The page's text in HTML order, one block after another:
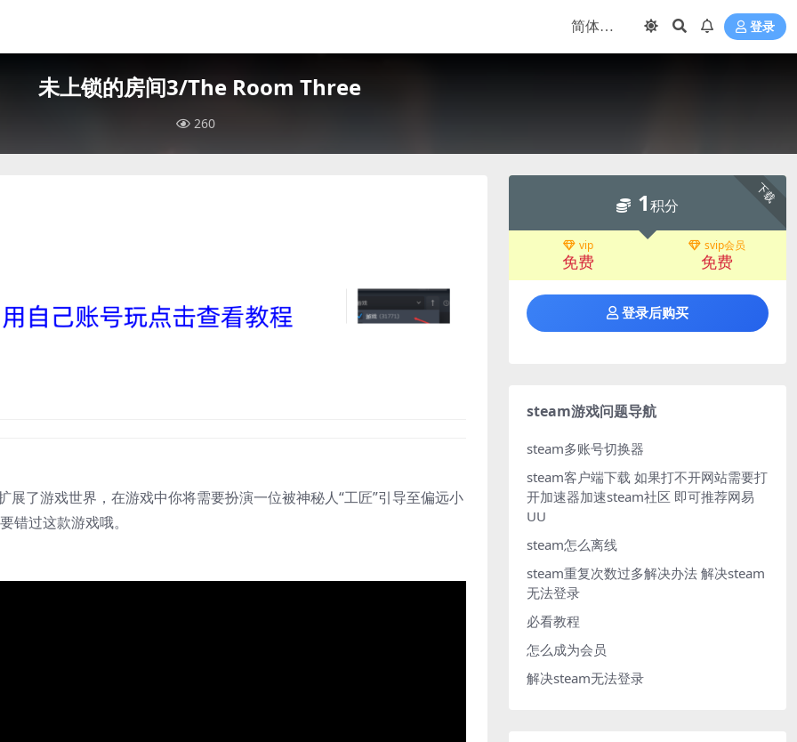
登录
未上锁的房间3/The Room Three
260
了游戏世界，在游戏中你将需要扮演一位被神秘人“工匠”引导至偏远小
错过这款游戏哦。
下载
1积分
vip
免费
svip会员
免费
登录后购买
steam游戏问题导航
steam多账号切换器
steam客户端下载 如果打不开网站需要打
开加速器加速steam社区 即可推荐网易
UU
steam怎么离线
steam重复次数过多解决办法 解决steam
无法登录
必看教程
怎么成为会员
解决steam无法登录